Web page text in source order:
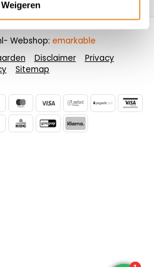
Weigeren
Disclaimer
Privacy
Sitemap
- Webshop: emarkable